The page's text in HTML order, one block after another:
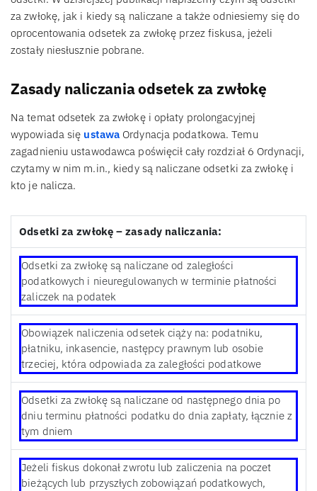
za zwłokę, jak i kiedy są naliczane a także odniesiemy się do
oprocentowania odsetek za zwłokę przez fiskusa, jeżeli
zostały niesłusznie pobrane.
Zasady naliczania odsetek za zwłokę
Na temat odsetek za zwłokę i opłaty prolongacyjnej
wypowiada się ustawa Ordynacja podatkowa. Temu
zagadnieniu ustawodawca poświęcił cały rozdział 6 Ordynacji,
czytamy w nim m.in., kiedy są naliczane odsetki za zwłokę i
kto je nalicza.
Odsetki za zwłokę – zasady naliczania:
Odsetki za zwłokę są naliczane od zaległości
podatkowych i nieuregulowanych w terminie płatności
zaliczek na podatek
Obowiązek naliczenia odsetek ciąży na: podatniku,
płatniku, inkasencie, następcy prawnym lub osobie
trzeciej, która odpowiada za zaległości podatkowe
Odsetki za zwłokę są naliczane od następnego dnia po
dniu terminu płatności podatku do dnia zapłaty, łącznie z
tym dniem
Jeżeli fiskus dokonał zwrotu lub zaliczenia na poczet
bieżących lub przyszłych zobowiązań podatkowych,